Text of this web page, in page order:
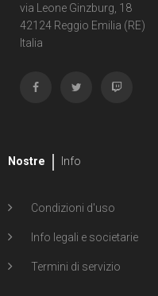
via Leone Ginzburg, 18
42124 Reggio Emilia (RE)
Italia
Nostre Info
Condizioni d'uso
Info legali e societarie
Termini di servizio